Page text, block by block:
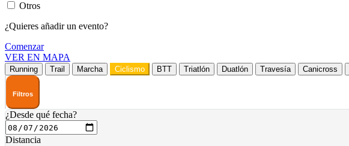
Otros
¿Quieres añadir un evento?
Comenzar
VER EN MAPA
Running Trail Marcha Ciclismo BTT Triatlón Duatlón Travesía Canicross
Filtros
¿Desde qué fecha?
Distancia